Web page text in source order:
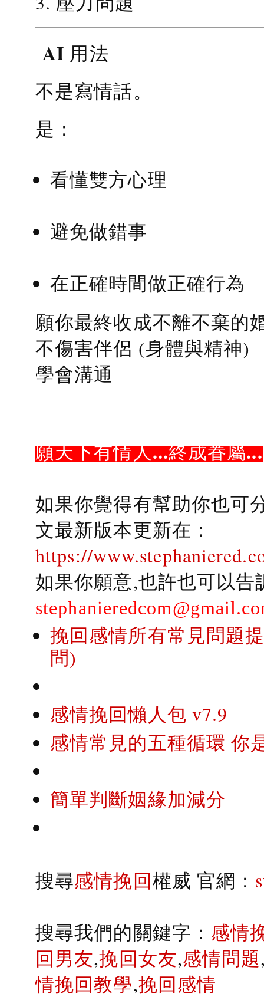
AI 用法
不是寫情話。
是：
看懂雙方心理
避免做錯事
在正確時間做正確行為
願你最終收成不離不棄的
不傷害伴侶 (身體與精神)
學會溝通
願天下有情人...終成眷屬...
如果你覺得有幫助你也可
文最新版本更新在：
https://
如果你願意,也許也可以
挽回感情所有常見問題
問)
感情挽回懶人包 v7.9
感情常見的五種循環 你
簡單判斷姻緣加減分
搜尋感情挽回權威 官網：
搜尋我們的關鍵字： 感情
回男友,挽回女友,感情問題
情挽回教學,挽回感情